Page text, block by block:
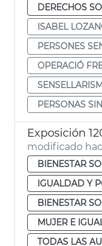
DERECHOS
ISABEL
PERSONES
OPERACIÓ
PERSONAS
modificado
BIENESTAR
IGUALDAD Y
BIENESTAR
MUJER E
TODAS LAS